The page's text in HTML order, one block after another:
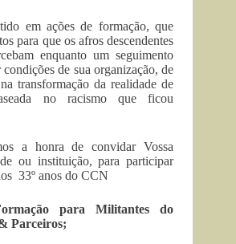
em ações de formação, que
para que os afros descendentes
enquanto um seguimento
de sua organização, de
transformação da realidade de
no racismo que ficou
a honra de convidar Vossa
ou instituição, para participar
33º anos do CCN
para Militantes do
Parceiros;